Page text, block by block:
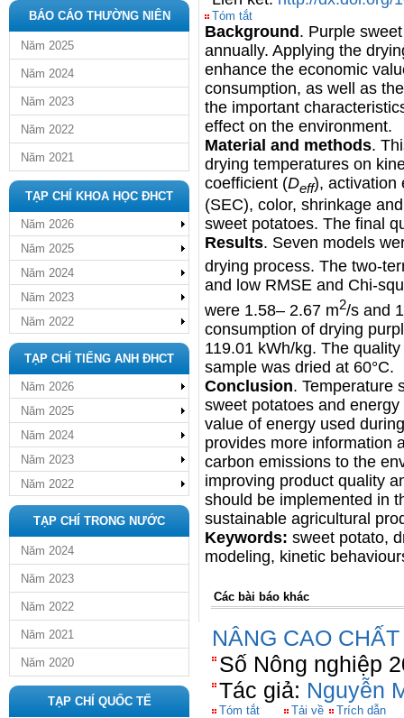
BÁO CÁO THƯỜNG NIÊN
Năm 2025
Năm 2024
Năm 2023
Năm 2022
Năm 2021
TẠP CHÍ KHOA HỌC ĐHCT
Năm 2026
Năm 2025
Năm 2024
Năm 2023
Năm 2022
TẠP CHÍ TIẾNG ANH ĐHCT
Năm 2026
Năm 2025
Năm 2024
Năm 2023
Năm 2022
TẠP CHÍ TRONG NƯỚC
Năm 2024
Năm 2023
Năm 2022
Năm 2021
Năm 2020
TẠP CHÍ QUỐC TẾ
Tóm tắt
Background . Purple
annually. Applying the
enhance the economic
consumption, as well as
the important
effect on the environment.
Material and methods.
drying temperatures on
coefficient (Deff), activation
(SEC), color, shrinkage
sweet potatoes. The final
Results. Seven models
drying process. The two-
and low RMSE and Chi-
were 1.58– 2.67 m2/s and
consumption of drying
119.01 kWh/kg. The
sample was dried at 60°C.
Conclusion. Temperature
sweet potatoes and
value of energy used
provides more information
carbon emissions to the
improving product quality
should be implemented in
sustainable agricultural
Keywords: sweet potato,
modeling, kinetic
Các bài báo khác
NÂNG CAO
Số Nông nghiệp
Tác giả: Nguyễn
Tóm tắt Tải về Trích dẫn